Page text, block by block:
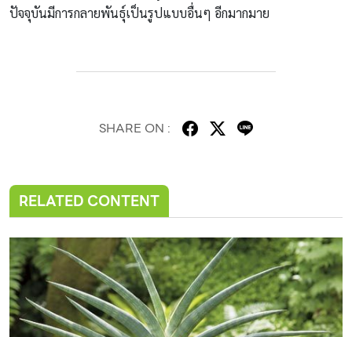
ปัจจุบันมีการกลายพันธุ์เป็นรูปแบบอื่นๆ อีกมากมาย
SHARE ON :
RELATED CONTENT